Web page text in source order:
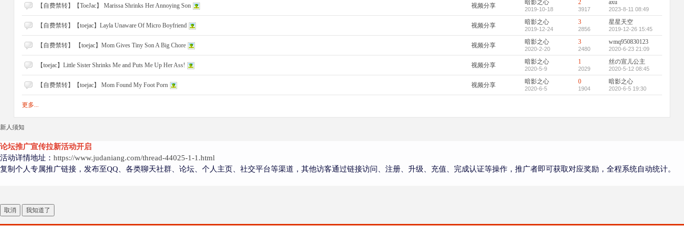
【自费禁转】【ToeJac】 Marissa Shrinks Her Annoying Son 视频分享 暗影之心
2019-10-18
2
3917
axu
2023-8-11 08:49
【自费禁转】【toejac】Layla Unaware Of Micro Boyfriend 视频分享 暗影之心
2019-12-24
3
2856
星星天空
2019-12-26 15:45
【自费禁转】 【toejac】Mom Gives Tiny Son A Big Chore 视频分享 暗影之心
2020-2-20
3
2480
wmq950830123
2020-6-23 21:09
【toejac】Little Sister Shrinks Me and Puts Me Up Her Ass! 视频分享 暗影之心
2020-5-9
1
2029
丝の宣儿公主
2020-5-12 08:45
【自费禁转】【toejac】 Mom Found My Foot Porn 视频分享 暗影之心
2020-6-5
0
1904
暗影之心
2020-6-5 19:30
更多...
新人须知
论坛推广宣传拉新活动开启
活动详情地址： https://www.judaniang.com/thread-44025-1-1.html
复制个人专属推广链接，发布至QQ、各类聊天社群、论坛、个人主页、社交平台等渠道，其他访客通过链接访问、注册、升级、充值、完成认证等操作，推广者即可获取对应奖励，全程系统自动统计。
取消 我知道了